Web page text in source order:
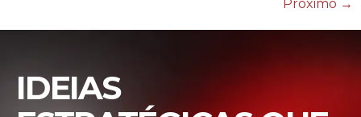
Próximo →
IDEIAS